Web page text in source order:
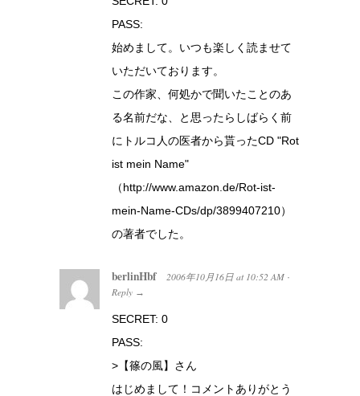
PASS:
始めまして。いつも楽しく読ませて
いただいております。
この作家、何処かで聞いたことのあ
る名前だな、と思ったらしばらく前
にトルコ人の医者から貰ったCD "Rot
ist mein Name"
（http://www.amazon.de/Rot-ist-
mein-Name-CDs/dp/3899407210）
の著者でした。
berlinHbf 2006年10月16日 at 10:52 AM ·
Reply →
SECRET: 0
PASS:
>【篠の風】さん
はじめまして！コメントありがとう